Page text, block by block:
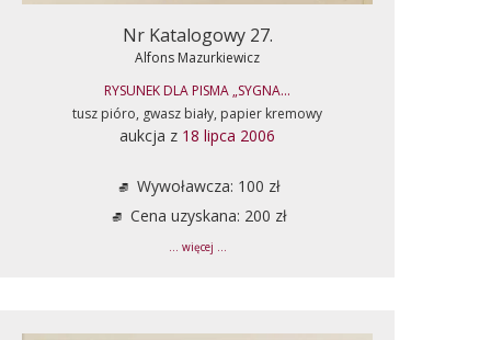
Nr Katalogowy 27.
Alfons Mazurkiewicz
RYSUNEK DLA PISMA „SYGNA...
tusz pióro, gwasz biały, papier kremowy
aukcja z 18 lipca 2006
Wywoławcza: 100 zł
Cena uzyskana: 200 zł
... więcej ...